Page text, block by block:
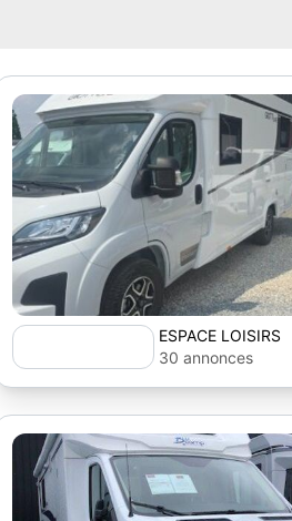
ESPACE LOISIRS
30 annonces